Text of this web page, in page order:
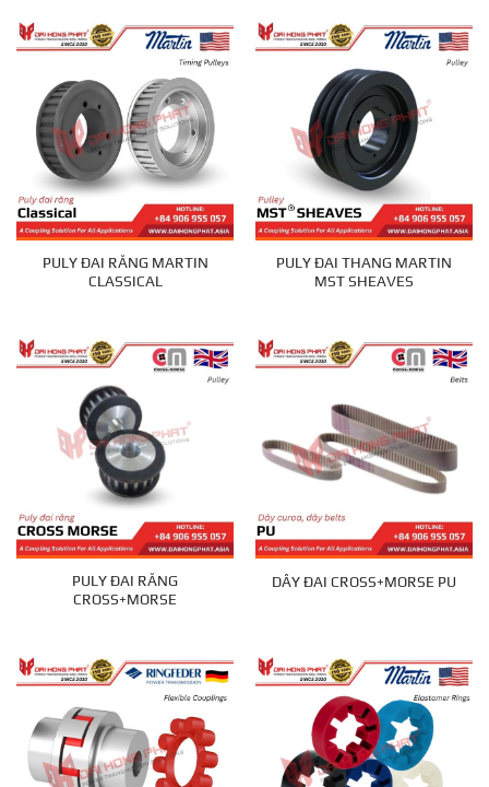
PULY ĐAI RĂNG MARTIN
CLASSICAL
PULY ĐAI THANG MARTIN
MST SHEAVES
PULY ĐAI RĂNG
CROSS+MORSE
DÂY ĐAI CROSS+MORSE PU